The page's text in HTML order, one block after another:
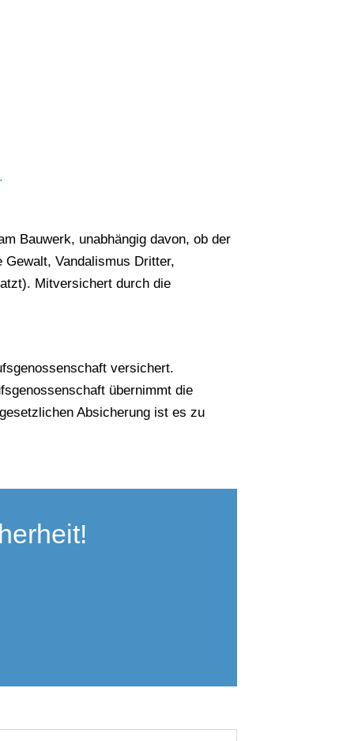
Bauwerk, unabhängig davon, ob der
Gewalt, Vandalismus Dritter,
Mitversichert durch die
versichert.
übernimmt die
Absicherung ist es zu